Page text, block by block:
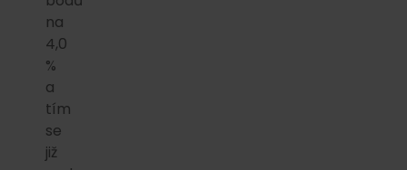
na
4,0
%
a
tím
se
již